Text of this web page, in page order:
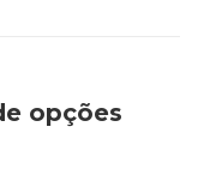
opções